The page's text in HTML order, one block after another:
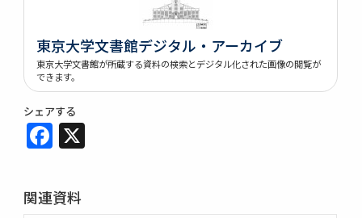
東京大学文書館デジタル・アーカイブ
東京大学文書館が所蔵する資料の検索とデジタル化された画像の閲覧が
できます。
シェアする
Facebook
関連資料